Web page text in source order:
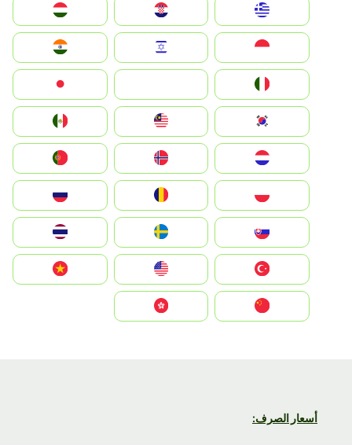
Hrvatska
Magyarország
Indonesia
South Korea
Nederland
Portugal
România
Slovensko
United States
Vietnam
أسعار الصرف: